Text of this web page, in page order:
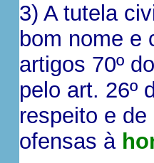
3) A tutela
bom nome e
artigos 70º
pelo art. 26º
respeito e
ofensas à